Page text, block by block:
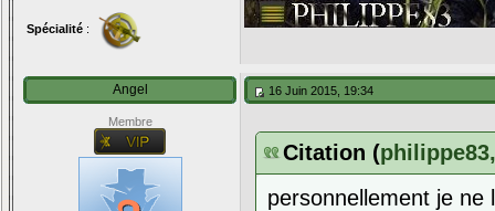
Spécialité :
Angel
Membre
16 Juin 2015, 19:34
Citation (
personnellement je ne